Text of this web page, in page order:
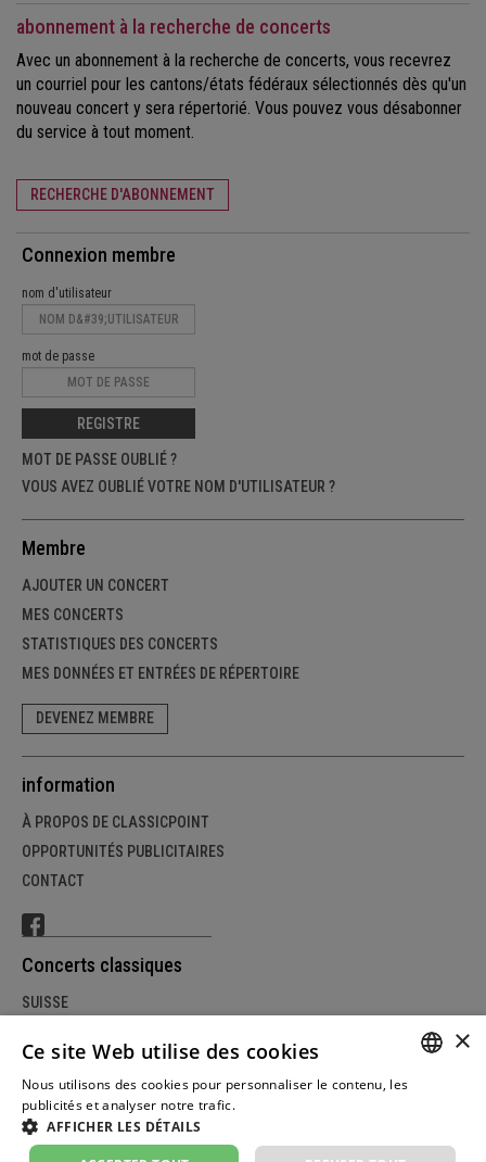
abonnement à la recherche de concerts
Avec un abonnement à la recherche de concerts, vous recevrez
un courriel pour les cantons/états fédéraux sélectionnés dès qu'un
nouveau concert y sera répertorié. Vous pouvez vous désabonner
du service à tout moment.
RECHERCHE D'ABONNEMENT
Connexion membre
nom d'utilisateur
mot de passe
REGISTRE
MOT DE PASSE OUBLIÉ ?
VOUS AVEZ OUBLIÉ VOTRE NOM D'UTILISATEUR ?
Membre
AJOUTER UN CONCERT
MES CONCERTS
STATISTIQUES DES CONCERTS
MES DONNÉES ET ENTRÉES DE RÉPERTOIRE
DEVENEZ MEMBRE
information
À PROPOS DE CLASSICPOINT
OPPORTUNITÉS PUBLICITAIRES
CONTACT
Concerts classiques
SUISSE
AUTRICHE
© Copyright classicpoint.net | Conception et réalisation du
×
Ce site Web utilise des cookies
Nous utilisons des cookies pour personnaliser le contenu, les
publicités et analyser notre trafic.
AFFICHER LES DÉTAILS